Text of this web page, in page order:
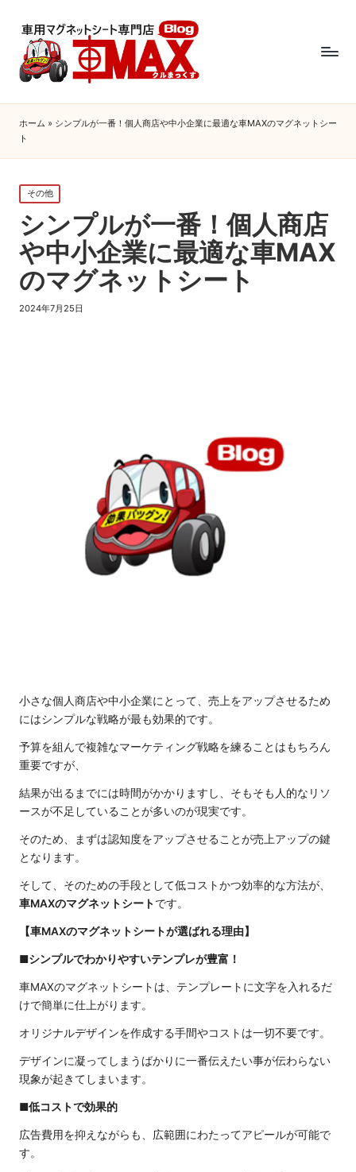
ホーム » シンプルが一番！個人商店や中小企業に最適な車MAXのマグネットシー
ト
Posted
in
その他
シンプルが一番！個人商店
や中小企業に最適な車MAX
のマグネットシート
2024年7月25日
小さな個人商店や中小企業にとって、売上をアップさせるため
にはシンプルな戦略が最も効果的です。
予算を組んで複雑なマーケティング戦略を練ることはもちろん
重要ですが、
結果が出るまでには時間がかかりますし、そもそも人的なリソ
ースが不足していることが多いのが現実です。
そのため、まずは認知度をアップさせることが売上アップの鍵
となります。
そして、そのための手段として低コストかつ効率的な方法が、
車MAXのマグネットシートです。
【車MAXのマグネットシートが選ばれる理由】
■シンプルでわかりやすいテンプレが豊富！
車MAXのマグネットシートは、テンプレートに文字を入れるだ
けで簡単に仕上がります。
オリジナルデザインを作成する手間やコストは一切不要です。
デザインに凝ってしまうばかりに一番伝えたい事が伝わらない
現象が起きてしまいます。
■低コストで効果的
広告費用を抑えながらも、広範囲にわたってアピールが可能で
す。